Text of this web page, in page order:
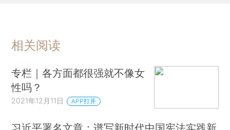
相关阅读
专栏｜各方面都很强就不像女
性吗？
2021年12月11日 APP打开